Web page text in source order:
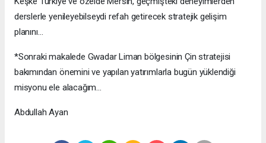
derslerle yenileyebilseydi refah getirecek stratejik gelişim
planını…
*Sonraki makalede Gwadar Liman bölgesinin Çin stratejisi
bakımından önemini ve yapılan yatırımlarla bugün yüklendiği
misyonu ele alacağım…
Abdullah Ayan